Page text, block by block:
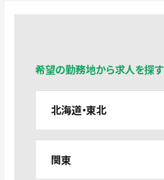
希望の勤務地から求人を探す
北海道・東北
関東